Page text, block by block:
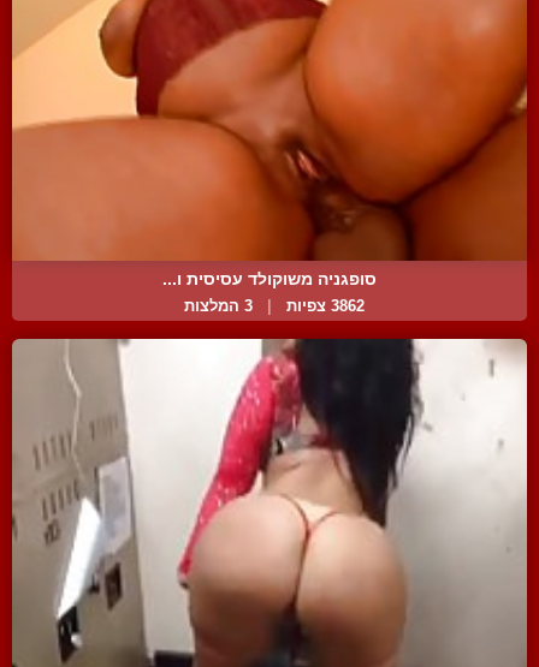
סופגניה משוקולד עסיסית ו...
3862 צפיות 3 המלצות